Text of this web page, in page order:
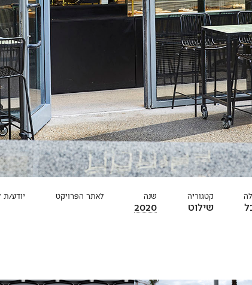
קטגוריה
שילוט
שנה
2020
לאתר הפרויקט יודע/ת